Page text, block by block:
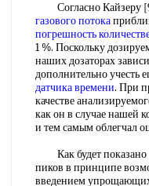
Согласно Кайзеру
газового потока
погрешность
1 %. Поскольку
наших дозаторах
дополнительно учесть
датчика времени. При
качестве
как он в случае нашей
и тем самым облегчал
Как будет показано
пиков в принципе
введением